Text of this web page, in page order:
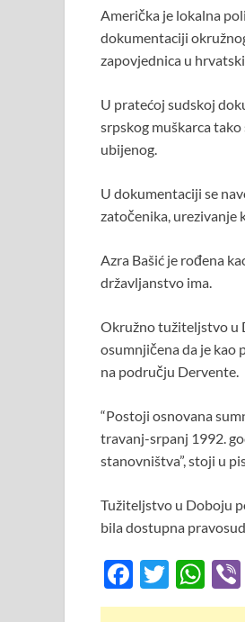
Američka je lokalna
dokumentaciji
zapovjednica u
U pratećoj sudskoj
srpskog muškarca
ubijenog.
U dokumentaciji se
zatočenika, urezivanje
Azra Bašić je rođena
državljanstvo ima.
Okružno tužiteljstvo u
osumnjičena da je kao
na području Dervente.
“Postoji osnovana
travanj-srpanj 1992.
stanovništva”, stoji u
Tužiteljstvo u Doboju
bila dostupna
F
ac
T
w
W
h